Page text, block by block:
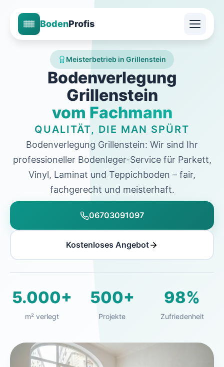
BodenProfis
Meisterbetrieb in Grillenstein
Bodenverlegung
Grillenstein
vom Fachmann
QUALITÄT, DIE MAN SPÜRT
Bodenverlegung Grillenstein: Wir sind Ihr
professioneller Bodenleger-Service für Parkett,
Vinyl, Laminat und Teppichboden – fair,
fachgerecht und meisterhaft.
06703091097
Kostenloses Angebot
5.000+
m² verlegt
500+
Projekte
98%
Zufriedenheit